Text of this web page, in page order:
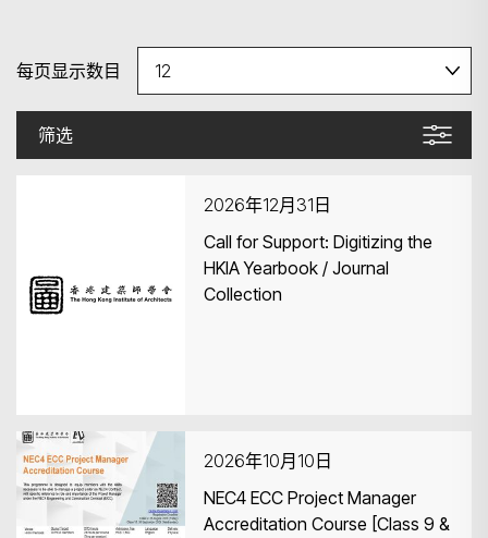
筛选
每页显示数目
2026年12月31日
Call for Support: Digitizing the
HKIA Yearbook / Journal
Collection
2026年10月10日
NEC4 ECC Project Manager
Accreditation Course [Class 9 &